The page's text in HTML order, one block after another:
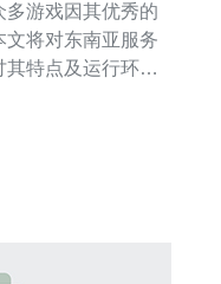
游戏因其优秀的
文将对东南亚服务
其特点及运行环
亚游